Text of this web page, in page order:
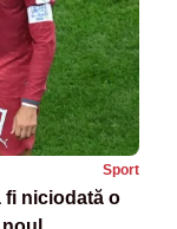
Sport
fi niciodată o